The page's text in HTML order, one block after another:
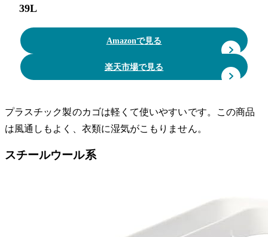
39L
Amazonで見る
楽天市場で見る
プラスチック製のカゴは軽くて使いやすいです。この商品
は風通しもよく、衣類に湿気がこもりません。
スチールウール系